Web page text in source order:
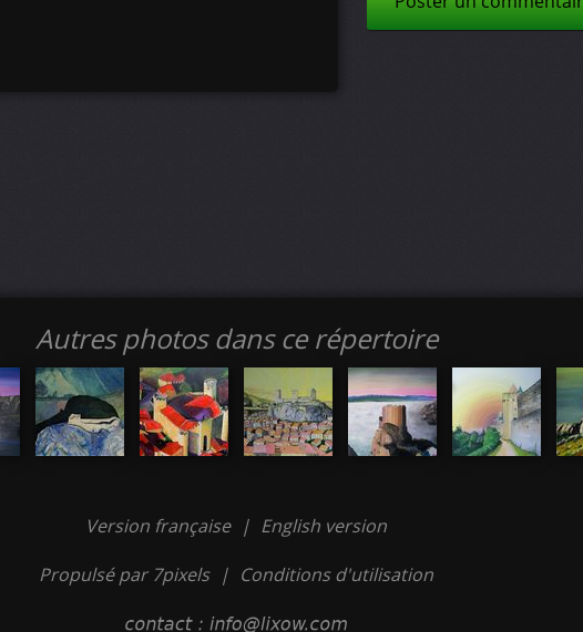
Autres photos dans ce répertoire
Version française | English version
Propulsé par 7pixels | Conditions d'utilisation